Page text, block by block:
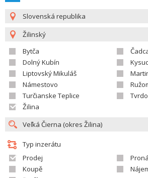
Slovenská republika
Žilinský
Bytča
Dolný Kubín
Liptovský Mikuláš
Námestovo
Turčianske Teplice
Žilina
Typ inzerátu
Prodej
Koupě